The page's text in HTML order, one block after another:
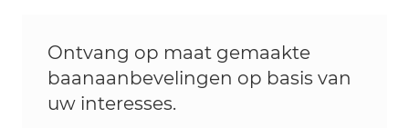
Ontvang op maat gemaakte
baanaanbevelingen op basis van
uw interesses.